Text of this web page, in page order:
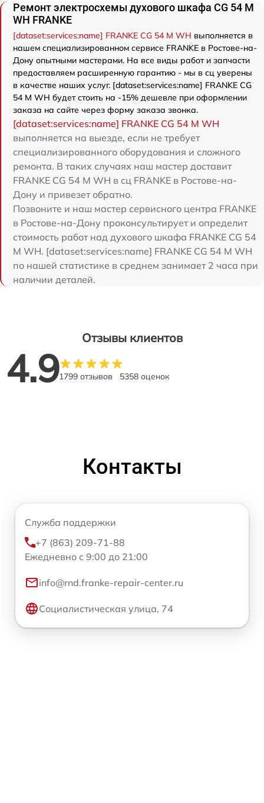
Ремонт электросхемы духового шкафа CG 54 M
WH FRANKE
[dataset:services:name] FRANKE CG 54 M WH выполняется в
нашем специализированном сервисе FRANKE в Ростове-на-
Дону опытными мастерами. На все виды работ и запчасти
предоставляем расширенную гарантию - мы в сц уверены
в качестве наших услуг. [dataset:services:name] FRANKE CG
54 M WH будет стоить на -15% дешевле при оформлении
заказа на сайте через форму заказа звонка.
[dataset:services:name] FRANKE CG 54 M WH
выполняется на выезде, если не требует
специализированного оборудования и сложного
ремонта. В таких случаях наш мастер доставит
FRANKE CG 54 M WH в сц FRANKE в Ростове-на-
Дону и привезет обратно.
Позвоните и наш мастер сервисного центра FRANKE
в Ростове-на-Дону проконсультирует и определит
стоимость работ над духового шкафа FRANKE CG 54
M WH. [dataset:services:name] FRANKE CG 54 M WH
по нашей статистике в среднем занимает 2 часа при
наличии деталей.
Отзывы клиентов
4.91799 отзывов 5358 оценок
Контакты
Служба поддержки
+7 (863) 209-71-88
Ежедневно с 9:00 до 21:00
info@rnd.franke-repair-center.ru
Социалистическая улица, 74